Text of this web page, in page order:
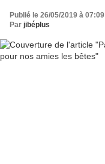
Publié le 26/05/2019 à 07:09
Par jibéplus